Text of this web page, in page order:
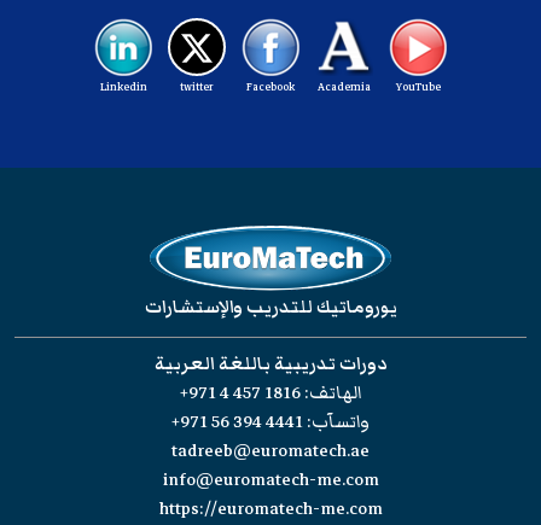
YouTube
Academia
Facebook
twitter
Linkedin
يوروماتيك للتدريب والإستشارات
دورات تدريبية باللغة العربية
الهاتف:+971 4 457 1816
واتسآب:+971 56 394 4441
tadreeb@euromatech.ae
info@euromatech-me.com
https://euromatech-me.com